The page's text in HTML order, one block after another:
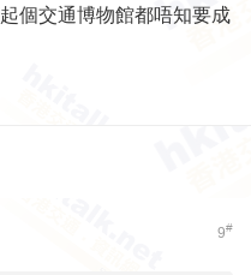
個交通博物館都唔知要成
9#